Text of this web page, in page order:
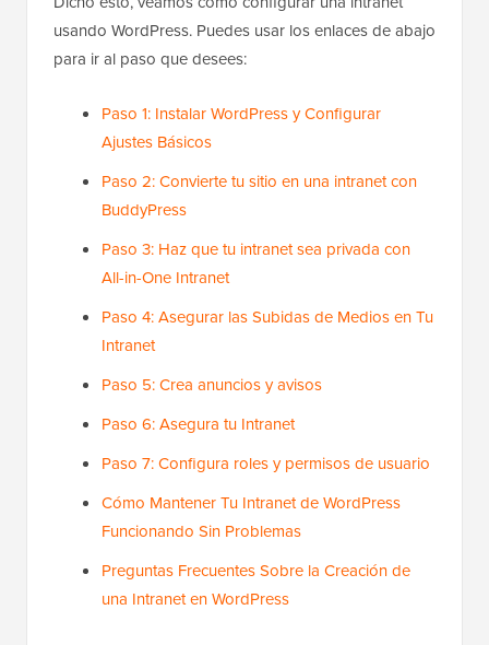
usando WordPress. Puedes usar los enlaces de abajo
para ir al paso que desees:
Paso 1: Instalar WordPress y Configurar
Ajustes Básicos
Paso 2: Convierte tu sitio en una intranet con
BuddyPress
Paso 3: Haz que tu intranet sea privada con
All-in-One Intranet
Paso 4: Asegurar las Subidas de Medios en Tu
Intranet
Paso 5: Crea anuncios y avisos
Paso 6: Asegura tu Intranet
Paso 7: Configura roles y permisos de usuario
Cómo Mantener Tu Intranet de WordPress
Funcionando Sin Problemas
Preguntas Frecuentes Sobre la Creación de
una Intranet en WordPress